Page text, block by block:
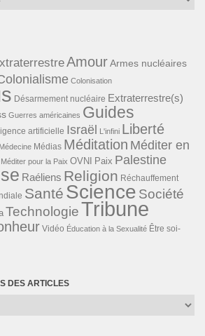
AmourArmes nucléaires
Colonisation
Désarmement nucléaire Extraterrestre(s)
Guerres américaines Guides
artificielle Israël L'infini Liberté
Médecine Médias Méditation Méditer en
Méditer pour la Paix OVNI Paix Palestine
Raéliens Religion Réchauffement
Santé Science Société
TechnologieTribune
Vidéo Éducation à la Sexualité Être soi-
DES ARTICLES